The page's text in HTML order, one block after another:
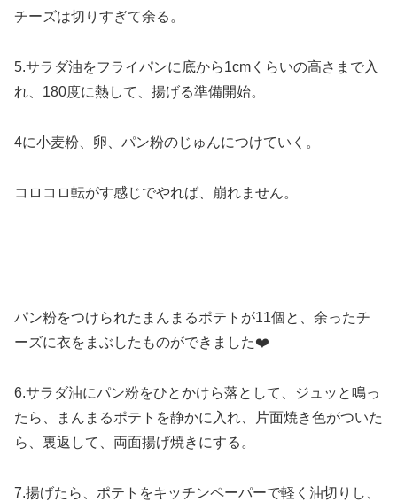
チーズは切りすぎて余る。
5.サラダ油をフライパンに底から1cmくらいの高さまで入
れ、180度に熱して、揚げる準備開始。
4に小麦粉、卵、パン粉のじゅんにつけていく。
コロコロ転がす感じでやれば、崩れません。
パン粉をつけられたまんまるポテトが11個と、余ったチ
ーズに衣をまぶしたものができました❤️
6.サラダ油にパン粉をひとかけら落として、ジュッと鳴っ
たら、まんまるポテトを静かに入れ、片面焼き色がついた
ら、裏返して、両面揚げ焼きにする。
7.揚げたら、ポテトをキッチンペーパーで軽く油切りし、